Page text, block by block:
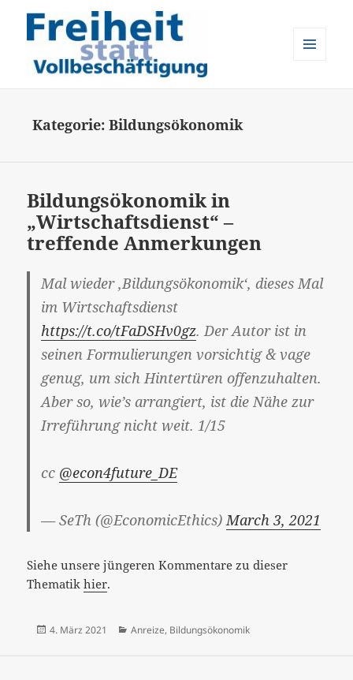
Kategorie:Bildungsökonomik
Bildungsökonomik in
„Wirtschaftsdienst“ –
treffende Anmerkungen
Mal wieder ‚Bildungsökonomik‘, dieses Mal
im Wirtschaftsdienst
https://t.co/tFaDSHv0gz. Der Autor ist in
seinen Formulierungen vorsichtig & vage
genug, um sich Hintertüren offenzuhalten.
Aber so, wie’s arrangiert, ist die Nähe zur
Irreführung nicht weit. 1/15
cc @econ4future_DE
— SeTh (@EconomicEthics) March 3, 2021
Siehe unsere jüngeren Kommentare zu dieser
Thematikhier.
Veröffentlicht
4. März 2021 Kategorien
Anreize, Bildungsökonomik